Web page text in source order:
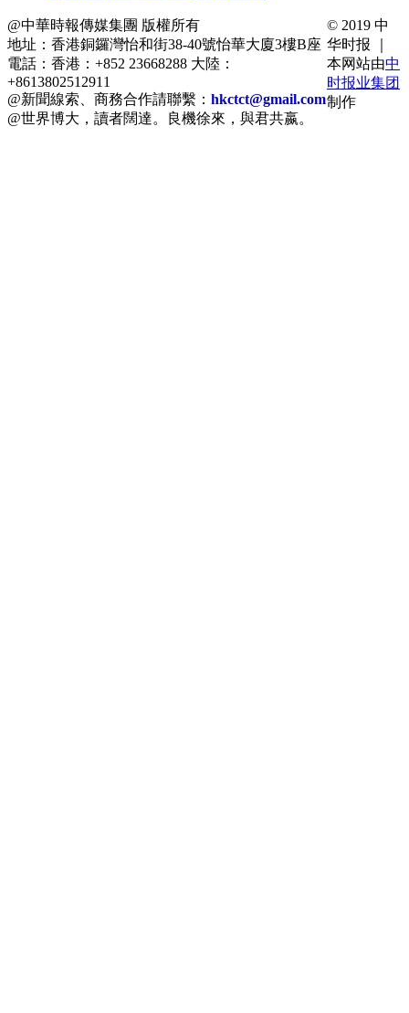
@中華時報傳媒集團 版權所有
地址：香港銅鑼灣怡和街38-40號怡華大廈3樓B座
電話：香港：+852 23668288 大陸：
+8613802512911
@新聞線索、商務合作請聯繫： hkctct@gmail.com
@世界博大，讀者闊達。良機徐來，與君共嬴。
© 2019 中
华时报 ｜
本网站由中
时报业集团
制作